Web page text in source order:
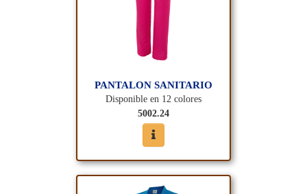
PANTALON SANITARIO
Disponible en 12 colores
5002.24